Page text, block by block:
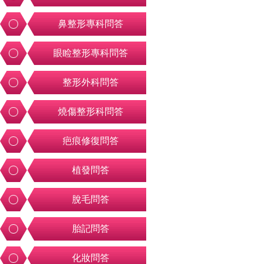
鼻整形專科問答
眼睑整形專科問答
整形外科問答
燒傷整形科問答
疤痕修復問答
植發問答
脫毛問答
胎記問答
化妝問答